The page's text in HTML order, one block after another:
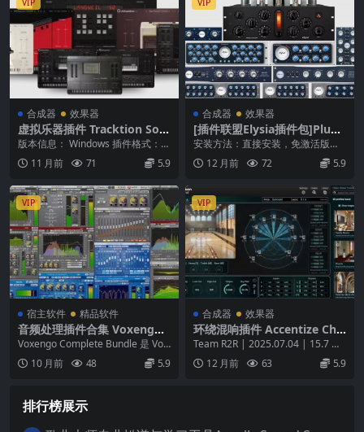
VIP
合成器 效果器
虚拟乐器插件 Tracktion Soft
ware Attracktive v1.1.0 & v
1.0.2 WiN
版本信息： Windows 插件格式：A
AX、VST3、VST2（x64）；支持...
11 月前 71 5.9
VIP
合成器 效果器
[插件联盟Elysia插件包]Plugi
n Alliance Elysia Bundle 20
25.06.18 [MacOSX]
安装方法：直接安装，免激活版
本。 elysia 由 Ruben Tilgner ...
12 月前 72 5.9
VIP
宿主软件 精品软件
音频处理插件合集 Voxengo
Complete Bundle 2025.10
Voxengo Complete Bundle 是 Vox
engo 推出的旗舰音...
10 月前 48 5.9
VIP
合成器 效果器
环绕混响插件 Accentize Cha
meleon Surround v1.1.3-Wi
Team R2R | 2025.07.04 | 15.7 M
B 🎧 Chamel...
12 月前 63 5.9
排行榜展示